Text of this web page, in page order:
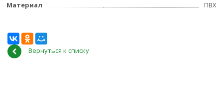
Материал
ПВХ
Вернуться к списку